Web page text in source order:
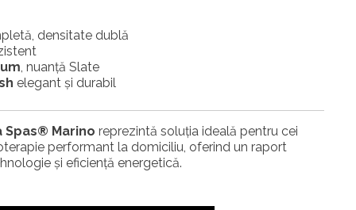
densitate dublă
, nuanță Slate
elegant și durabil
Spas® Marino reprezintă soluția ideală pentru cei
performant la domiciliu, oferind un raport
și eficiență energetică.